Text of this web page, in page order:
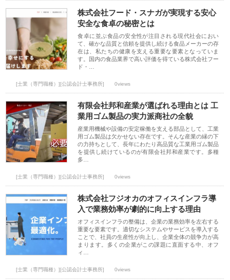
株式会社フード・スナガが実現する安心
安全な食卓の秘密とは
食卓に並ぶ食品の安全性が注目される現代社会におい
て、確かな品質と信頼を提供し続ける食品メーカーの存
在は、私たちの健康を支える重要な要素となっていま
す。国内の食品業界で高い評価を得ている株式会社フー
ド・…
[士業（専門職種）][公認会計士事務所] 0views
有限会社邦和産業が選ばれる理由とは 工
業用ゴム製品の実力派商社の全貌
産業用機械や設備の安定稼働を支える部品として、工業
用ゴム製品は欠かせない存在です。そんな産業の縁の下
の力持ちとして、長年にわたり高品質な工業用ゴム製品
を提供し続けているのが有限会社邦和産業です。多種
多…
[士業（専門職種）][公認会計士事務所] 0views
株式会社フジオカのオフィスインフラ導
入で業務効率が劇的に向上する理由
オフィスインフラの整備は、企業の業務効率を左右する
重要な要素です。適切なシステムやサービスを導入する
ことで、社員の生産性が向上し、企業全体の競争力が高
まります。多くの企業がこの課題に直面する中、オフ
ィ…
[士業（専門職種）][公認会計士事務所] 0views